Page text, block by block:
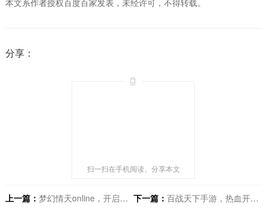
本文系作者授权百度百家发表，未经许可，不得转载。
分享：
扫一扫在手机阅读、分享本文
上一篇： 梦幻情天online，开启梦幻浪漫仙侠之旅 下一篇： 百战天下手游，热血开启江湖新征程